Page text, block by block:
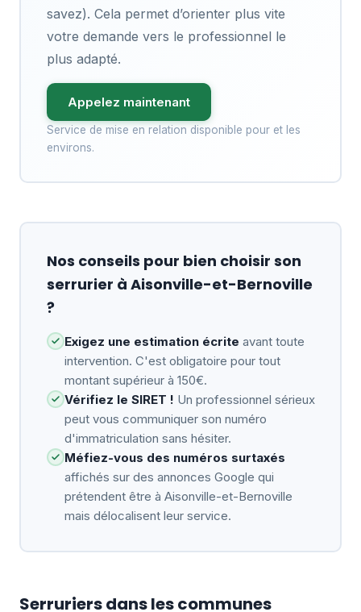
savez). Cela permet d’orienter plus vite
votre demande vers le professionnel le
plus adapté.
Appelez maintenant
Service de mise en relation disponible pour et les
environs.
Nos conseils pour bien choisir son
serrurier à Aisonville-et-Bernoville
?
Exigez une estimation écrite avant toute
intervention. C'est obligatoire pour tout
montant supérieur à 150€.
Vérifiez le SIRET ! Un professionnel sérieux
peut vous communiquer son numéro
d'immatriculation sans hésiter.
Méfiez-vous des numéros surtaxés
affichés sur des annonces Google qui
prétendent être à Aisonville-et-Bernoville
mais délocalisent leur service.
Serruriers dans les communes